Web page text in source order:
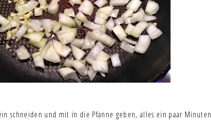
schneiden und mit in die Pfanne geben, alles ein paar Minuten